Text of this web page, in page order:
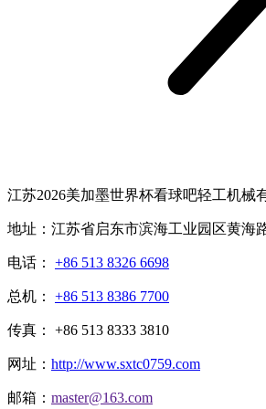
江苏2026美加墨世界杯看球吧轻工机械
地址：江苏省启东市滨海工业园区黄海
电话： +86 513 8326 6698
总机： +86 513 8386 7700
传真： +86 513 8333 3810
网址： http://www.sxtc0759.com
邮箱： master@163.com